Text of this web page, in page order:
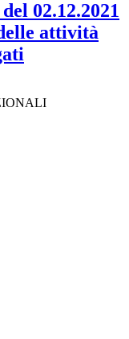
02.12.2021
attività